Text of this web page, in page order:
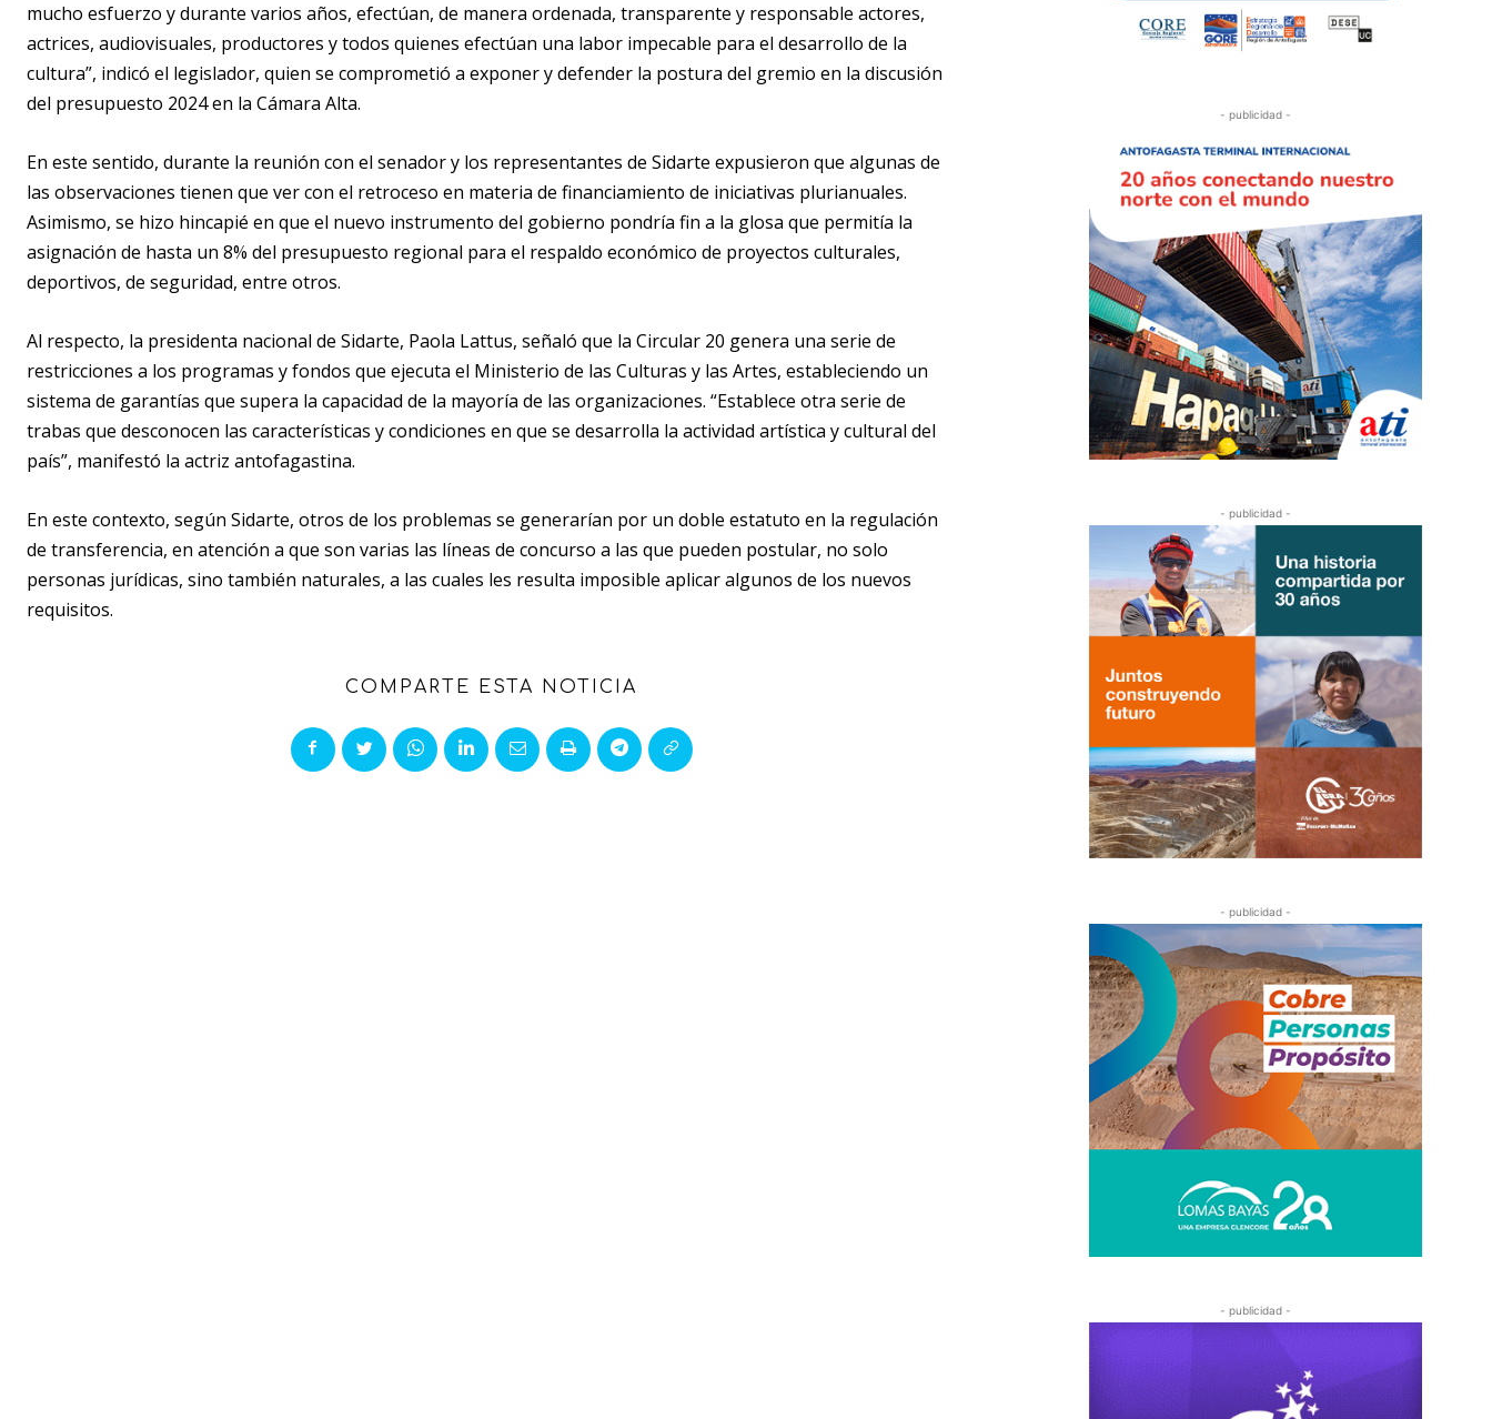
mucho esfuerzo y durante varios años, efectúan, de manera ordenada, transparente y responsable actores,
actrices, audiovisuales, productores y todos quienes efectúan una labor impecable para el desarrollo de la
cultura”, indicó el legislador, quien se comprometió a exponer y defender la postura del gremio en la discusión
del presupuesto 2024 en la Cámara Alta.
En este sentido, durante la reunión con el senador y los representantes de Sidarte expusieron que algunas de
las observaciones tienen que ver con el retroceso en materia de financiamiento de iniciativas plurianuales.
Asimismo, se hizo hincapié en que el nuevo instrumento del gobierno pondría fin a la glosa que permitía la
asignación de hasta un 8% del presupuesto regional para el respaldo económico de proyectos culturales,
deportivos, de seguridad, entre otros.
Al respecto, la presidenta nacional de Sidarte, Paola Lattus, señaló que la Circular 20 genera una serie de
restricciones a los programas y fondos que ejecuta el Ministerio de las Culturas y las Artes, estableciendo un
sistema de garantías que supera la capacidad de la mayoría de las organizaciones. “Establece otra serie de
trabas que desconocen las características y condiciones en que se desarrolla la actividad artística y cultural del
país”, manifestó la actriz antofagastina.
En este contexto, según Sidarte, otros de los problemas se generarían por un doble estatuto en la regulación
de transferencia, en atención a que son varias las líneas de concurso a las que pueden postular, no solo
personas jurídicas, sino también naturales, a las cuales les resulta imposible aplicar algunos de los nuevos
requisitos.
COMPARTE ESTA NOTICIA
- publicidad -
- publicidad -
- publicidad -
- publicidad -